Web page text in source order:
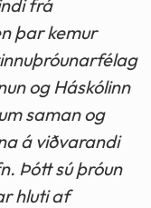
frá
þar kemur
og Háskólinn
saman og
á viðvarandi
Þótt sú þróun
hluti af